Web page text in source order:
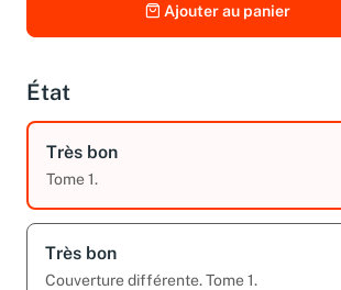
Ajouter au panier
État
Très bon
Tome 1.
Très bon
Couverture différente. Tome 1.